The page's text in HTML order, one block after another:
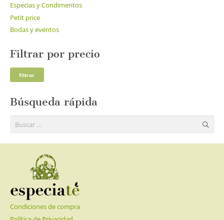
Especias y Condimentos
Petit price
Bodas y eventos
Filtrar por precio
Filtrar
Búsqueda rápida
Buscar:
Condiciones de compra